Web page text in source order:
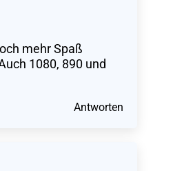
mehr Spaß
1080, 890 und
Antworten